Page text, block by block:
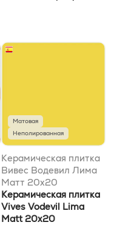
Матовая
Неполированная
Керамическая плитка
Вивес Водевил Лима
Матт 20x20
Керамическая плитка
Vives Vodevil Lima
Matt 20x20